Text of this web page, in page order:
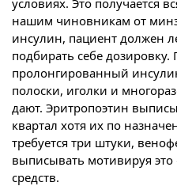
нашим чиновникам от
инсулин, пациент должен
подбирать себе
пролонгированный
полоски, иголки и
дают. Эритропоэтин
квартал хотя их по
требуется три штуки,
выписывать мотивируя
средств.